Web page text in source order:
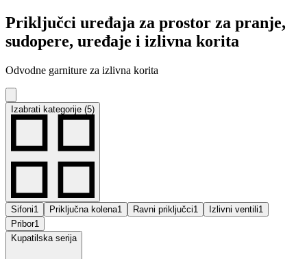
Priključci uređaja za prostor za pranje,
sudopere, uređaje i izlivna korita
Odvodne garniture za izlivna korita
Izabrati kategorije (5)
Sifoni1 Priključna kolena1 Ravni priključci1 Izlivni ventili1
Pribor1
Kupatilska serija